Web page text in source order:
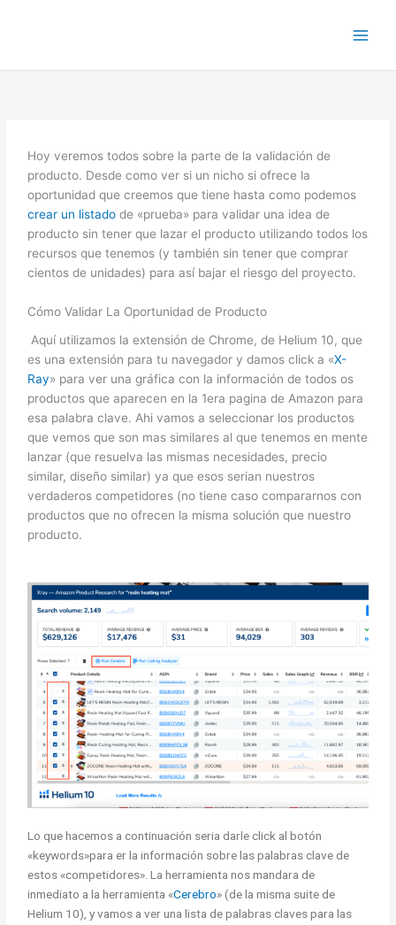
Hoy veremos todos sobre la parte de la validación de
producto. Desde como ver si un nicho si ofrece la
oportunidad que creemos que tiene hasta como podemos
crear un listado de «prueba» para validar una idea de
producto sin tener que lazar el producto utilizando todos los
recursos que tenemos (y también sin tener que comprar
cientos de unidades) para así bajar el riesgo del proyecto.
Cómo Validar La Oportunidad de Producto
Aquí utilizamos la extensión de Chrome, de Helium 10, que
es una extensión para tu navegador y damos click a «X-
Ray» para ver una gráfica con la información de todos os
productos que aparecen en la 1era pagina de Amazon para
esa palabra clave. Ahi vamos a seleccionar los productos
que vemos que son mas similares al que tenemos en mente
lanzar (que resuelva las mismas necesidades, precio
similar, diseño similar) ya que esos serian nuestros
verdaderos competidores (no tiene caso compararnos con
productos que no ofrecen la misma solución que nuestro
producto.
Lo que hacemos a continuación seria darle click al botón
«keywords»para er la información sobre las palabras clave de
estos «competidores». La herramienta nos mandara de
inmediato a la herramienta «Cerebro» (de la misma suite de
Helium 10), y vamos a ver una lista de palabras claves para las